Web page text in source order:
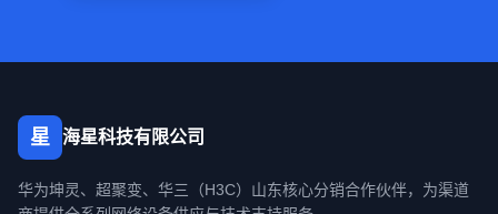
星 海星科技有限公司
华为坤灵、超聚变、华三（H3C）山东核心分销合作伙伴，为渠道